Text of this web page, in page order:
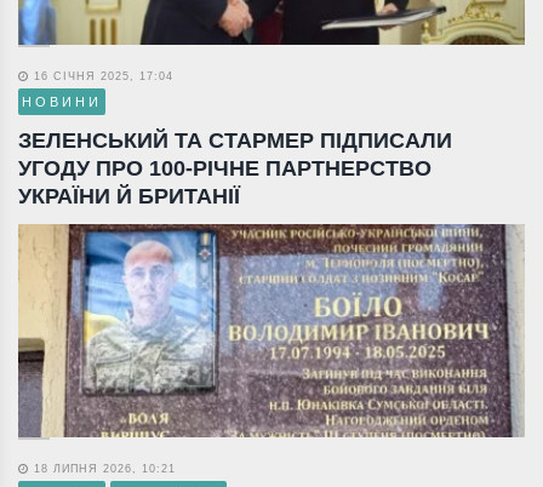
16 СІЧНЯ 2025, 17:04
НОВИНИ
ЗЕЛЕНСЬКИЙ ТА СТАРМЕР ПІДПИСАЛИ
УГОДУ ПРО 100-РІЧНЕ ПАРТНЕРСТВО
УКРАЇНИ Й БРИТАНІЇ
18 ЛИПНЯ 2026, 10:21